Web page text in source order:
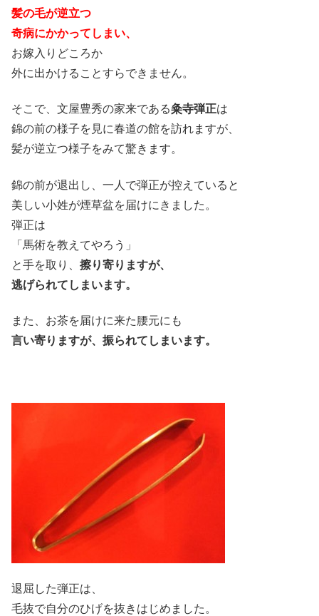
髪の毛が逆立つ
奇病にかかってしまい、
お嫁入りどころか
外に出かけることすらできません。
そこで、文屋豊秀の家来である粂寺弾正は
錦の前の様子を見に春道の館を訪れますが、
髪が逆立つ様子をみて驚きます。
錦の前が退出し、一人で弾正が控えていると
美しい小姓が煙草盆を届けにきました。
弾正は
「馬術を教えてやろう」
と手を取り、 擦り寄りますが、
逃げられてしまいます。
また、お茶を届けに来た腰元にも
言い寄りますが、振られてしまいます。
退屈した弾正は、
毛抜で自分のひげを抜きはじめました。